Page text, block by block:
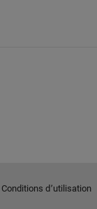
Conditions d՚utilisation